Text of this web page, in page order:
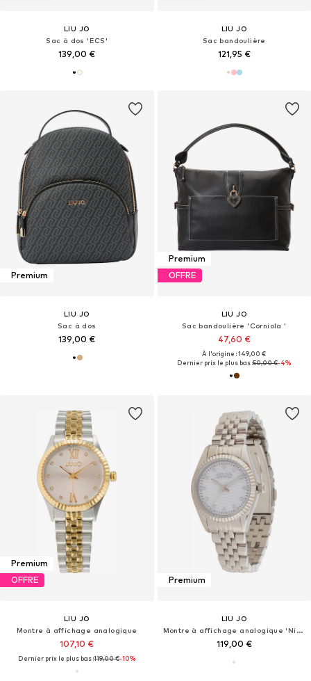
LIU JO
Sac à dos 'ECS'
139,00 €
LIU JO
Sac bandoulière
121,95 €
Premium
LIU JO
Sac à dos
139,00 €
Premium
OFFRE
LIU JO
Sac bandoulière 'Corniola '
47,60 €
À l'origine : 149,00 €
Dernier prix le plus bas :50,00 €-4%
Premium
OFFRE
LIU JO
Montre à affichage analogique
107,10 €
Dernier prix le plus bas :119,00 €-10%
Premium
LIU JO
Montre à affichage analogique 'Nirya'
119,00 €